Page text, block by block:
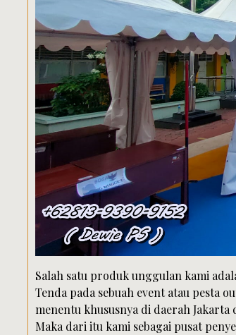
Salah satu produk unggulan kami
Tenda pada sebuah event atau pesta
menentu khususnya di daerah Jakarta
Maka dari itu kami sebagai pusat